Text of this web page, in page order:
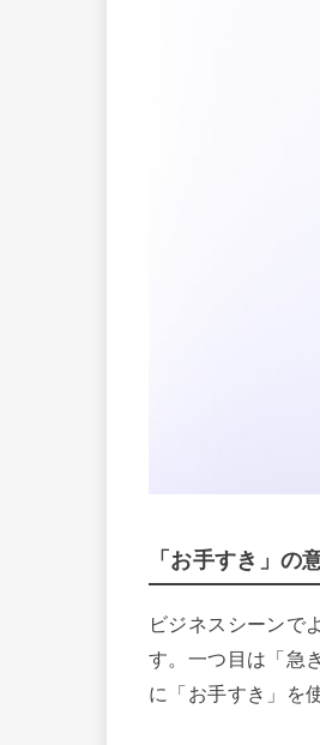
「お手すき」の
ビジネスシーンで
す。一つ目は「急
に「お手すき」を